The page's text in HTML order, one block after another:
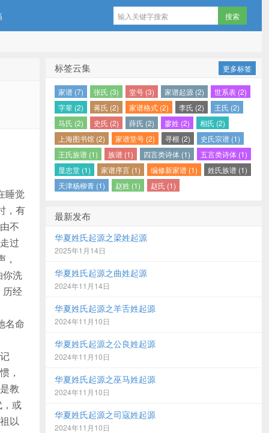
睡觉
，有
不
过
你洗
历经
名命
，
教
或
以
更多标签
标签云集
家谱 (7) 张氏 (3) 堂号 (3) 家谱起源 (2)
世系表 (2)
字辈 (2)
蒋氏 (2) 家谱格式 (2) 李氏 (2)
王氏 (2)
马氏 (2)
史氏 (2) 薛氏 (2) 廖姓 (2)
相氏 (2)
上海图书馆 (2)
家谱堂号 (2) 寻根 (2)
史氏宗谱 (1)
王氏族谱 (1)
族谱 (1) 四言类诗体 (1)
五言类诗体 (1)
显忠堂 (1)
家谱序言 (1) 编修新家谱 (1)
姓氏族谱 (1)
天津杨柳青 (1)
赵姓 (1) 赵氏 (1)
最新发布
华夏姓氏起源之梁姓起源
2025年1月14日
华夏姓氏起源之曲姓起源
2024年11月14日
华夏姓氏起源之羊舌姓起源
2024年11月10日
华夏姓氏起源之公良姓起源
2024年11月10日
华夏姓氏起源之巫马姓起源
2024年11月10日
华夏姓氏起源之司寇姓起源
2024年11月10日